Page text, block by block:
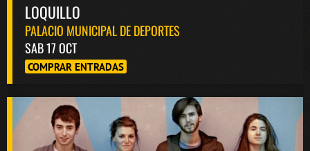
LOQUILLO
PALACIO MUNICIPAL DE DEPORTES
SAB 17 OCT
COMPRAR ENTRADAS